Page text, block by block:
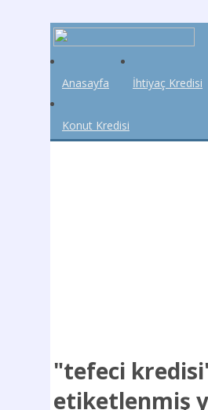
Anasayfa İhtiyaç Kredisi
Konut Kredisi
"tefeci
etiketlenmiş